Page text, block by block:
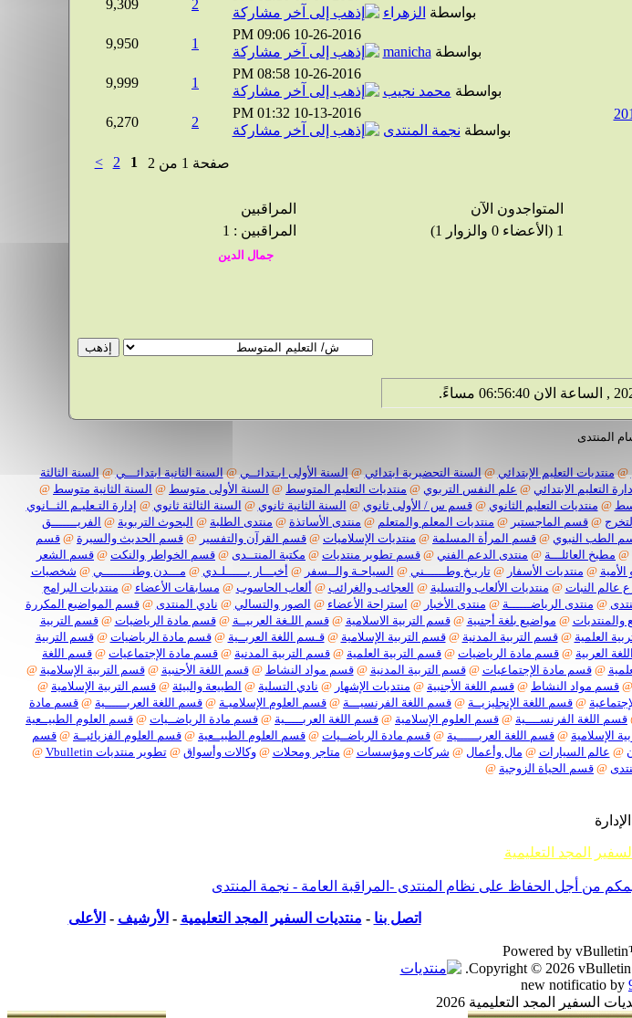
بواسطة الزهراء
2
9,309
10-26-2016
09:06 PM
بواسطة manicha
1
9,950
10-26-2016
08:58 PM
بواسطة محمد نجيب
1
9,999
10-13-2016
01:32 PM
بواسطة نجمة المنتدى
2
6,270
صفحة 1 من 2 1
2
>
المتواجدون الآن
المراقبين
1 (الأعضاء 0 والزوار 1)
المراقبين : 1
المنتدى
@منتديات التعليم الإبتدائي @ السنة التحضيرية ابتدائي @السنة الأولى ابـتدائــي @السنة الثانية ابتدائـــي @السنة الثالثة
ادارة التعليم الابتدائي @ علم النفس التربوي @ منتديات التعليم المتوسط @ السنة الأولى متوسط @ السنة الثانية متوسط @
@ منتديات التعليم الثانوي @قسم س / الأولى ثانوي @ السنة الثانية ثانوي @ السنة الثالثة ثانوي @ إدارة التـعليـم الثــانوي
@ قسم الماجستير @ منتديات المعلم والمتعلم @ منتدى الأساتذة @ منتدى الطلبة @ البحوث التربوية @ الفريـــــــق
الطب النبوي @ قسم المرأة المسلمة @ منتديات الإسلاميات @ قسم القرآن والتفسير @ قسم الحديث والسيرة @ قسم
@ مطبخ العائلـــة @ منتدى الدعم الفني @ قسم تطوير منتديات @ مكتبة المنتــدى @ قسم الخواطر والنكت @ قسم الشعر
@ منتديات الأسفار @تاريـخ وطــــــني @ السياحـة والــسفر @ أخبـــار بــــــلـدي @ مـــدن وطنــــــــي @ شخصيات
عالم النبات @ منتديات الألعاب والتسلية @ العجائب والغرائب @ ألعاب الحاسوب @ مسابقات الأعضاء @ منتديات البرامج
@ منتدى الرياضــــــة @ منتدى الأخبار @ استراحة الأعضاء @ الصور والتسالي @ نادي المنتدى @قسم المواضيع المكررة
والمنتديات @ مواضيع بلغة أجنبية @قسم التربية الاسلامية @قسم اللـغة العربيــة @قسم مادة الرياضيات @قسم التربية
العلمية @قسم التربية المدنية @قسم التربية الإسلامية @قـسم اللغة العربــية @قسم مادة الرياضيات @قسم التربية
العربية @ قسم مادة الرياضيات @ قسم التربية العلمية @ قسم التربية المدنية @ قسم مادة الإجتماعيات @ قسم اللغة
@قسم مادة الإجتماعيات @قسم التربية المدنية @قسم مواد النشاط @قسم اللغة الأجنبية @قسم التربية الإسلامية @
@ قسم مواد النشاط @ قسم اللغة الأجنبية @ منتديات الإشهار @ نادي التسلية @ الطبيعة والبيئة @ قسم التربية الإسلامية @
@ قسم اللغة الإنجليزيــة @ قسم اللغة الفرنسيـــة @ قسم العلوم الإسلاميـة @ قسم اللغة العربــــــية @ قسم مادة
قسم اللغة الفرنســــية @ قسم العلوم الإسلامية @ قسم اللغة العربـــــية @ قسم مادة الرياضــيات @ قسم العلوم الطبيــعية
الإسلامية @ قسم اللغة العربــــــية @ قسم مادة الرياضــيات @ قسم العلوم الطبيــعية @ قسم العلوم الفزيائيــة @ قسم
@ عالم السيارات @ مال وأعمال @ شركات ومؤسسات @ متاجر ومحلات @وكالات وأسواق @تطوير منتديات Vbulletin
@
@ قسم الحياة الزوجية @
الإدارة
المجد التعليمية
أجل الحفاظ على نظام المنتدى -المراقبة العامة - نجمة المنتدى
اتصل بنا - منتديات السفير المجد التعليمية - الأرشيف - الأعلى
Powered by
Copyright © 2026 vBulletin
new notificatio by
السفير المجد التعليمية 2026